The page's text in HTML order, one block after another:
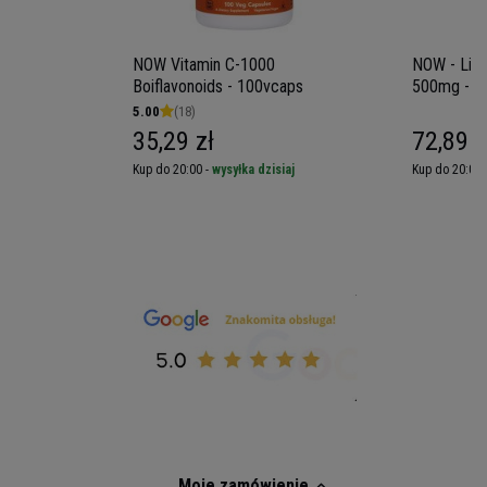
Biotyna pomaga w utrzymaniu prawidłowego
stanu błon śluzowych
Biotyna pomaga w prawidłowym
funkcjonowaniu układu nerwowego
Biotyna pomaga zachować zdrowe włosy
Biotyna pomaga w utrzymaniu prawidłowych
funkcji psychologicznych
NOW Vitamin C-1000
Boiflavonoids - 100vcaps
5.00 (18)
35,29 zł
Kup do 20:00 - wysyłka dzisiaj
NOW -
500mg -
72,89
Kup do 20:00